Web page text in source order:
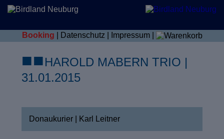
Booking Datenschutz Impressum|
■■HAROLD MABERN TRIO |
31.01.2015
Donaukurier | Karl Leitner